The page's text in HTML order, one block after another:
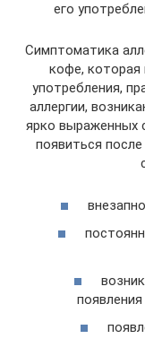
его
Симптоматика
кофе, которая
употребления,
аллергии,
ярко выраженных
появиться